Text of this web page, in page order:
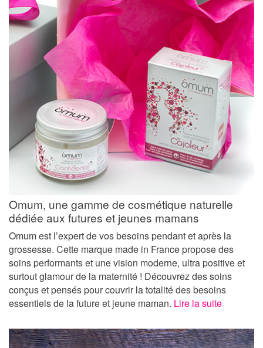
Omum, une gamme de cosmétique naturelle
dédiée aux futures et jeunes mamans
Omum est l’expert de vos besoins pendant et après la
grossesse. Cette marque made in France propose des
soins performants et une vision moderne, ultra positive et
surtout glamour de la maternité ! Découvrez des soins
conçus et pensés pour couvrir la totalité des besoins
essentiels de la future et jeune maman. Lire la suite